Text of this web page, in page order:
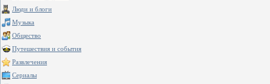
Люди и блоги
Музыка
Общество
Путешествия и события
Развлечения
Сериалы